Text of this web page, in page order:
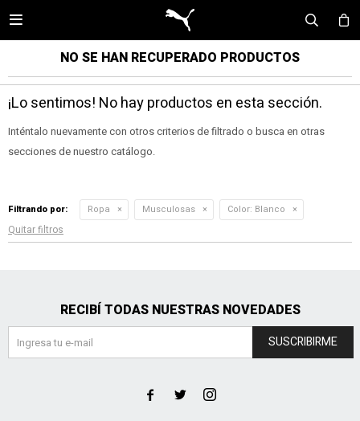

NO SE HAN RECUPERADO PRODUCTOS
¡Lo sentimos! No hay productos en esta sección.
Inténtalo nuevamente con otros criterios de filtrado o busca en otras
secciones de nuestro catálogo.
Filtrando por: Ropa Musculosas Color: Blanco
Quitar filtros
RECIBÍ TODAS NUESTRAS NOVEDADES
SUSCRIBIRME
  